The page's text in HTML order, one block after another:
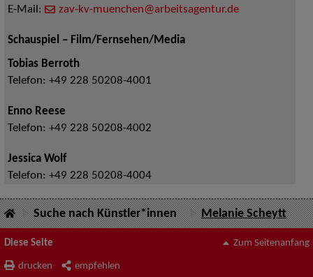
E-Mail:
zav-kv-muenchen@arbeitsagentur.de
Schauspiel – Film/Fernsehen/Media
Tobias Berroth
Telefon: +49 228 50208-4001
Enno Reese
Telefon: +49 228 50208-4002
Jessica Wolf
Telefon: +49 228 50208-4004
Suche nach Künstler*innen Melanie Scheytt
Diese Seite
drucken empfehlen
Zum Seitenanfang